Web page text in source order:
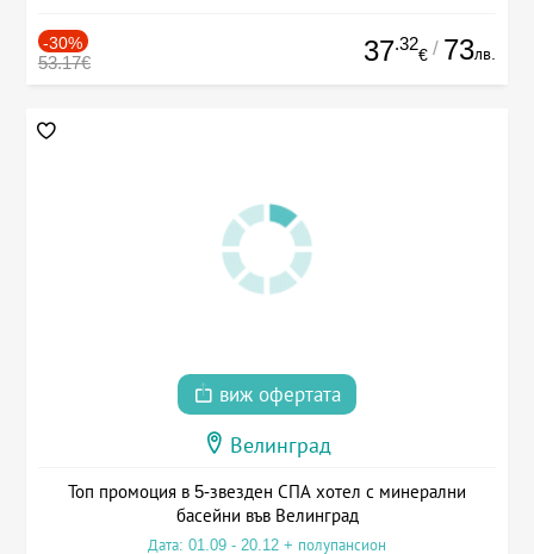
-30%
53.17€ 37.32
€ / 73лв.
виж офертата
Велинград
Топ промоция в 5-звезден СПА хотел с минерални
басейни във Велинград
Дата: 01.09 - 20.12 + полупансион